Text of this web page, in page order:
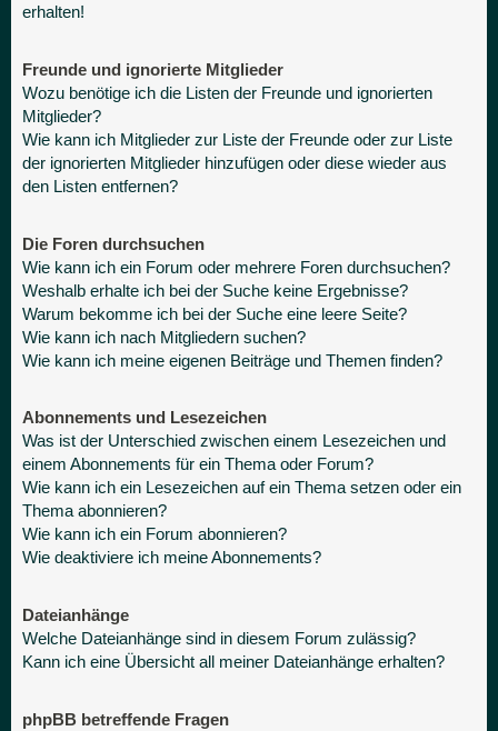
erhalten!
Freunde und ignorierte Mitglieder
Wozu benötige ich die Listen der Freunde und ignorierten
Mitglieder?
Wie kann ich Mitglieder zur Liste der Freunde oder zur Liste
der ignorierten Mitglieder hinzufügen oder diese wieder aus
den Listen entfernen?
Die Foren durchsuchen
Wie kann ich ein Forum oder mehrere Foren durchsuchen?
Weshalb erhalte ich bei der Suche keine Ergebnisse?
Warum bekomme ich bei der Suche eine leere Seite?
Wie kann ich nach Mitgliedern suchen?
Wie kann ich meine eigenen Beiträge und Themen finden?
Abonnements und Lesezeichen
Was ist der Unterschied zwischen einem Lesezeichen und
einem Abonnements für ein Thema oder Forum?
Wie kann ich ein Lesezeichen auf ein Thema setzen oder ein
Thema abonnieren?
Wie kann ich ein Forum abonnieren?
Wie deaktiviere ich meine Abonnements?
Dateianhänge
Welche Dateianhänge sind in diesem Forum zulässig?
Kann ich eine Übersicht all meiner Dateianhänge erhalten?
phpBB betreffende Fragen